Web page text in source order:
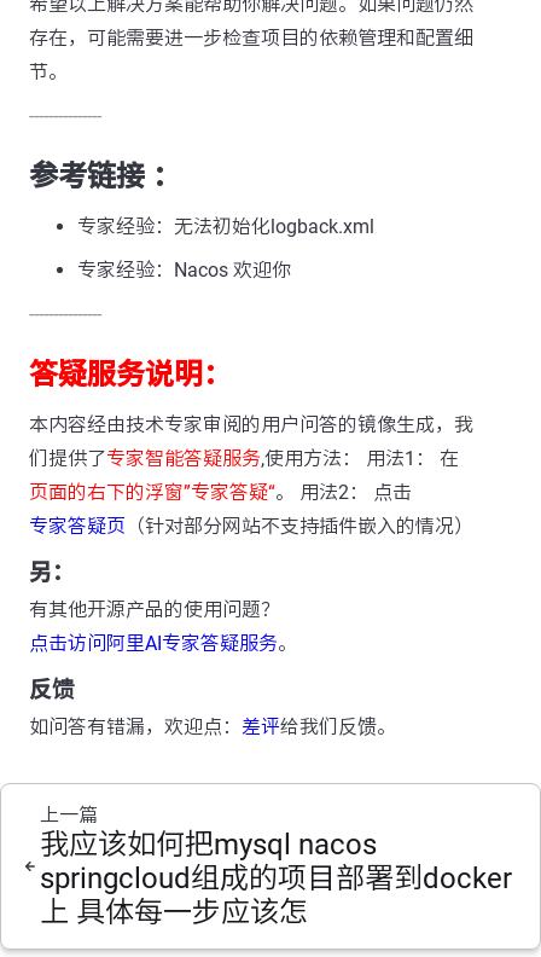
存在，可能需要进一步检查项目的依赖管理和配置细
节。
---------------
参考链接 ：
专家经验：无法初始化logback.xml
专家经验：Nacos 欢迎你
---------------
答疑服务说明：
本内容经由技术专家审阅的用户问答的镜像生成，我
们提供了专家智能答疑服务,使用方法： 用法1： 在
页面的右下的浮窗”专家答疑“。 用法2： 点击
专家答疑页 （针对部分网站不支持插件嵌入的情况）
另：
有其他开源产品的使用问题？
点击访问阿里AI专家答疑服务。
反馈
如问答有错漏，欢迎点： 差评给我们反馈。
上一篇
我应该如何把mysql nacos
springcloud组成的项目部署到docker
上 具体每一步应该怎